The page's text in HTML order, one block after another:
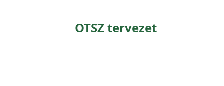
OTSZ tervezet